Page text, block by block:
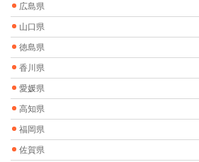
広島県
山口県
徳島県
香川県
愛媛県
高知県
福岡県
佐賀県